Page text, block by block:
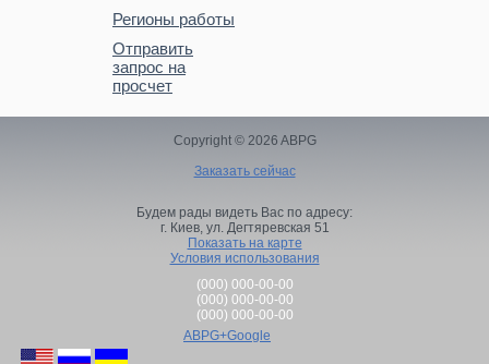
Регионы работы
Отправить
запрос на
просчет
Copyright © 2026 ABPG
Заказать сейчас
Будем рады видеть Вас по адресу:
г. Киев, ул. Дегтяревская 51
Показать на карте
Условия использования
(000) 000-00-00
(000) 000-00-00
(000) 000-00-00
ABPG+Google